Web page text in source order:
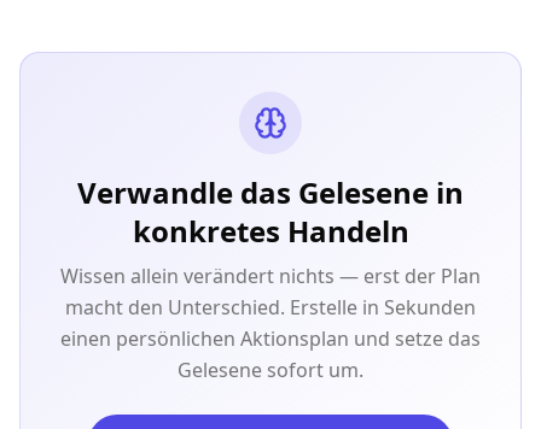
Verwandle das Gelesene in
konkretes Handeln
Wissen allein verändert nichts — erst der Plan
macht den Unterschied. Erstelle in Sekunden
einen persönlichen Aktionsplan und setze das
Gelesene sofort um.